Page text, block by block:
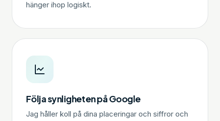
hänger ihop logiskt.
Följa synligheten på Google
Jag håller koll på dina placeringar och siffror och